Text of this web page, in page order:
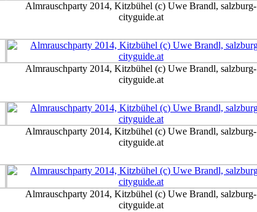
Almrauschparty 2014, Kitzbühel (c) Uwe Brandl, salzburg-
cityguide.at
Almrauschparty 2014, Kitzbühel (c) Uwe Brandl, salzburg-
cityguide.at
Almrauschparty 2014, Kitzbühel (c) Uwe Brandl, salzburg-
cityguide.at
Almrauschparty 2014, Kitzbühel (c) Uwe Brandl, salzburg-
cityguide.at